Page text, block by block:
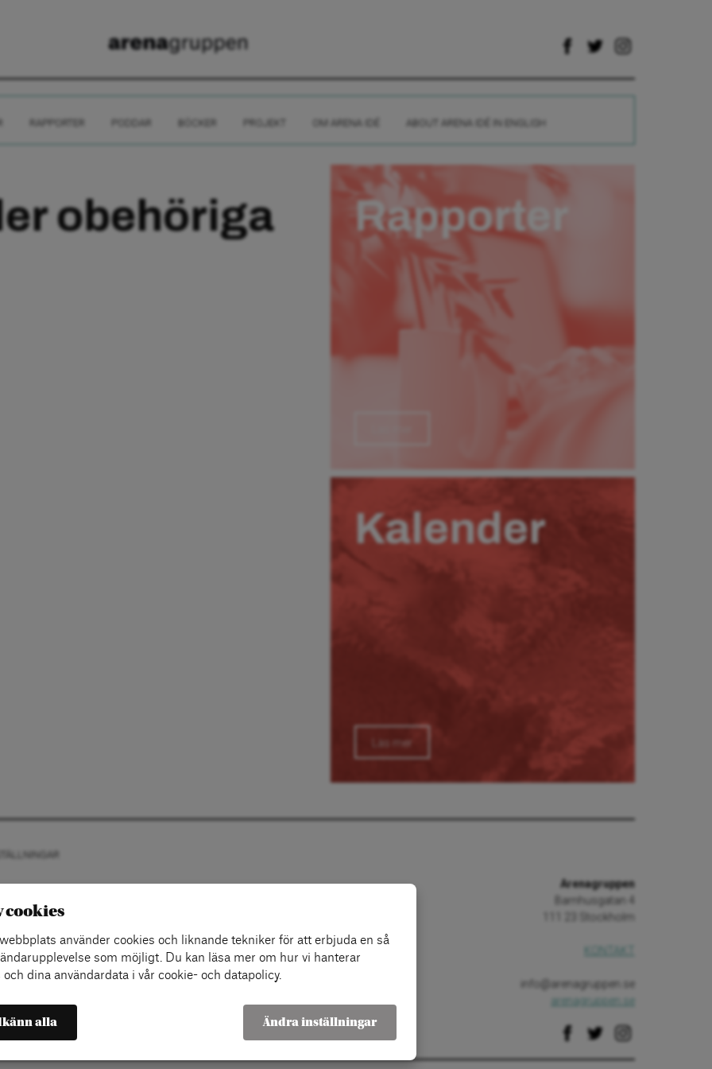
RAPPORTER BÖCKER PROJEKT OM ARENA IDÉ ABOUT ARENA IDÉ IN ENGLISH
obehöriga
Rapporter
Kalender
Läs mer
Arenagruppen
Barnhusgatan 4
111 23 Stockholm
info@arenagruppen.se
arenagruppen.se
cookies
använder cookies och liknande tekniker för att erbjuda en så
som möjligt. Du kan läsa mer om hur vi hanterar
och dina användardata i vår cookie- och datapolicy.
alla Ändra inställningar